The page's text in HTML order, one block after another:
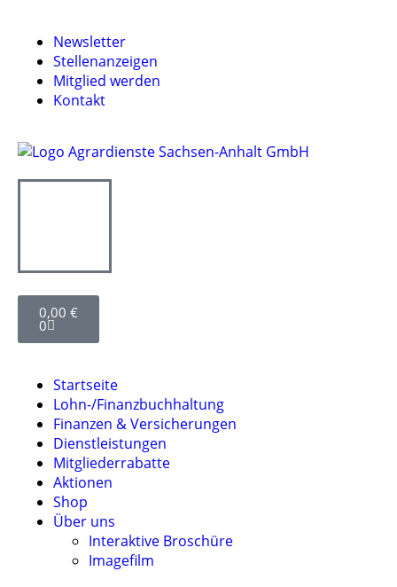
Newsletter
Stellenanzeigen
Mitglied werden
Kontakt
0,00 €
0
Startseite
Lohn-/Finanzbuchhaltung
Finanzen & Versicherungen
Dienstleistungen
Mitgliederrabatte
Aktionen
Shop
Über uns
Interaktive Broschüre
Imagefilm